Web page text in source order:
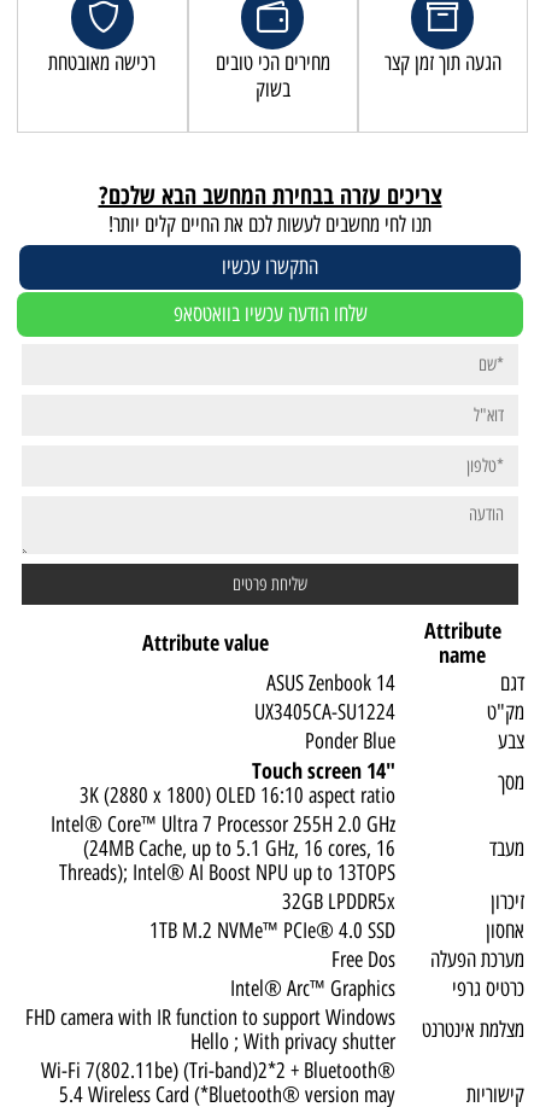
הגעה תוך זמן קצר
מחירים הכי טובים
בשוק
רכישה מאובטחת
צריכים עזרה בבחירת המחשב הבא שלכם?
תנו לחי מחשבים לעשות לכם את החיים קלים יותר!
התקשרו עכשיו
שלחו הודעה עכשיו בוואטסאפ
Attribute
name
Attribute value
דגם
ASUS Zenbook 14
מק"ט
UX3405CA-SU1224
צבע
Ponder Blue
מסך
"14 Touch screen
3K (2880 x 1800) OLED 16:10 aspect ratio
מעבד
Intel® Core™ Ultra 7 Processor 255H 2.0 GHz
(24MB Cache, up to 5.1 GHz, 16 cores, 16
Threads); Intel® AI Boost NPU up to 13TOPS
זיכרון
32GB LPDDR5x
אחסון
1TB M.2 NVMe™ PCIe® 4.0 SSD
מערכת הפעלה
Free Dos
כרטיס גרפי
Intel® Arc™ Graphics
מצלמת אינטרנט
FHD camera with IR function to support Windows
Hello ; With privacy shutter
קישוריות
Wi-Fi 7(802.11be) (Tri-band)2*2 + Bluetooth®
5.4 Wireless Card (*Bluetooth® version may